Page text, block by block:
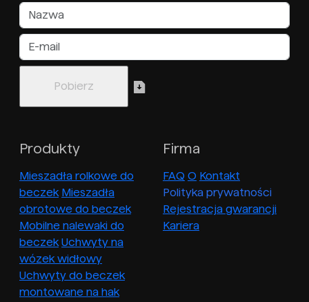
Produkty
Mieszadła rolkowe do
beczek Mieszadła
obrotowe do beczek
Mobilne nalewaki do
beczek Uchwyty na
wózek widłowy
Uchwyty do beczek
montowane na hak
Firma
FAQ O Kontakt
Polityka prywatności
Rejestracja gwarancji
Kariera